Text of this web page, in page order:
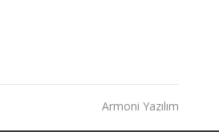
Armoni Yazılım